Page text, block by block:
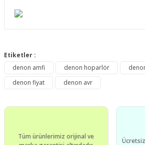
konularda yetersiz gördüğünüz noktaları
Görüş ve önerileriniz için teşekkür ederiz.
Ürün açıklamasında eksik bilgiler
Ürün fiyatı diğer sitelerden daha pahalı.
Etiketler :
denon amfi
denon hoparlör
denon fiyat
denon avr
Tüm ürünlerimiz orijinal ve